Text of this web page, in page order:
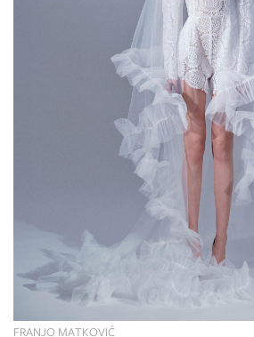
FRANJO MATKOVIĆ